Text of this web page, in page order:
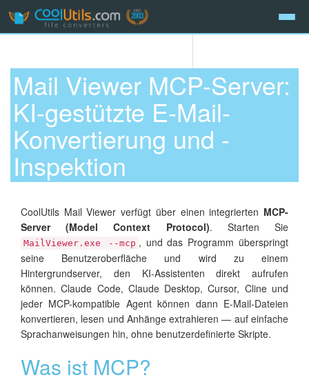
Mail Viewer MCP-Server:
KI-gestützte E-Mail-
Konvertierung und -
Inspektion
CoolUtils Mail Viewer verfügt über einen integrierten MCP-
Server (Model Context Protocol). Starten Sie
MailViewer.exe --mcp , und das Programm überspringt
seine Benutzeroberfläche und wird zu einem
Hintergrundserver, den KI-Assistenten direkt aufrufen
können. Claude Code, Claude Desktop, Cursor, Cline und
jeder MCP-kompatible Agent können dann E-Mail-Dateien
konvertieren, lesen und Anhänge extrahieren — auf einfache
Sprachanweisungen hin, ohne benutzerdefinierte Skripte.
Was ist MCP?